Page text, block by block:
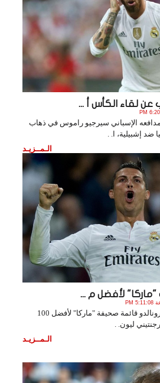
عن لقاء الكأس أ ...
الإسباني سيرجيو راموس في ذهاب
ضد إشبيلية، ا. .
الـمــزيـد
"ماركا" لأفضل م ...
تصدر البرتغالي كريستيانو رونالدو قائمة صحيفة "ماركا" لأفضل 100
الـمــزيـد